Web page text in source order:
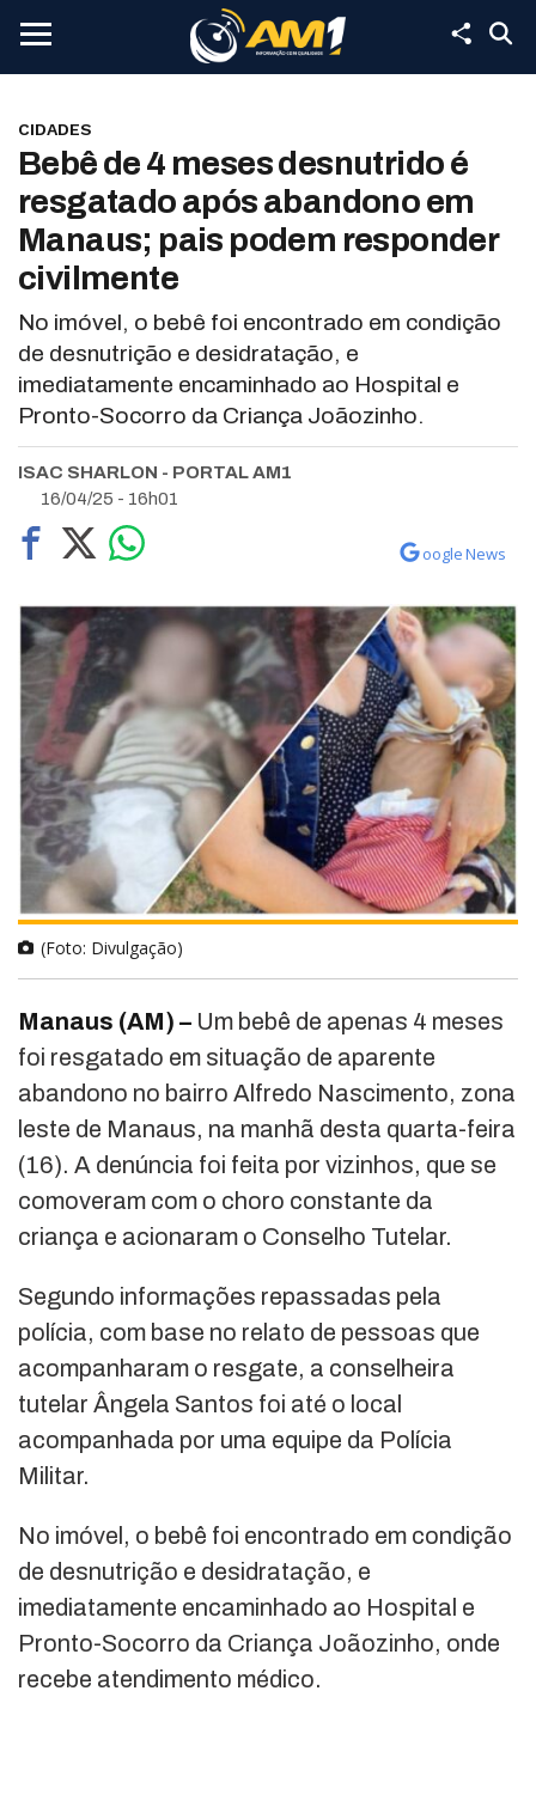
CIDADES
Bebê de 4 meses desnutrido é
resgatado após abandono em
Manaus; pais podem responder
civilmente
No imóvel, o bebê foi encontrado em condição
de desnutrição e desidratação, e
imediatamente encaminhado ao Hospital e
Pronto-Socorro da Criança Joãozinho.
ISAC SHARLON - PORTAL AM1
16/04/25 - 16h01
oogle News
(Foto: Divulgação)
Manaus (AM) – Um bebê de apenas 4 meses
foi resgatado em situação de aparente
abandono no bairro Alfredo Nascimento, zona
leste de Manaus, na manhã desta quarta-feira
(16). A denúncia foi feita por vizinhos, que se
comoveram com o choro constante da
criança e acionaram o Conselho Tutelar.
Segundo informações repassadas pela
polícia, com base no relato de pessoas que
acompanharam o resgate, a conselheira
tutelar Ângela Santos foi até o local
acompanhada por uma equipe da Polícia
Militar.
No imóvel, o bebê foi encontrado em condição
de desnutrição e desidratação, e
imediatamente encaminhado ao Hospital e
Pronto-Socorro da Criança Joãozinho, onde
recebe atendimento médico.